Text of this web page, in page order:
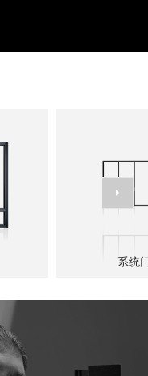
系统
幕墙
了解详情